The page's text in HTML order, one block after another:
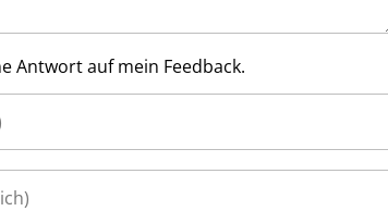
Antwort auf mein Feedback.